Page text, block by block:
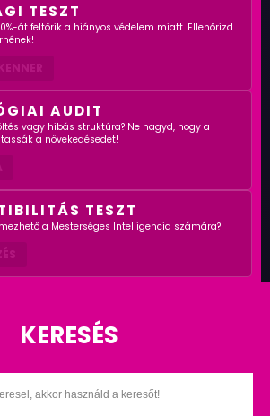
TESZT
át feltörik a hiányos védelem miatt. Ellenőrizd
AUDIT
vagy hibás struktúra? Ne hagyd, hogy a
a növekedésedet!
TESZT
a Mesterséges Intelligencia számára?
KERESÉS